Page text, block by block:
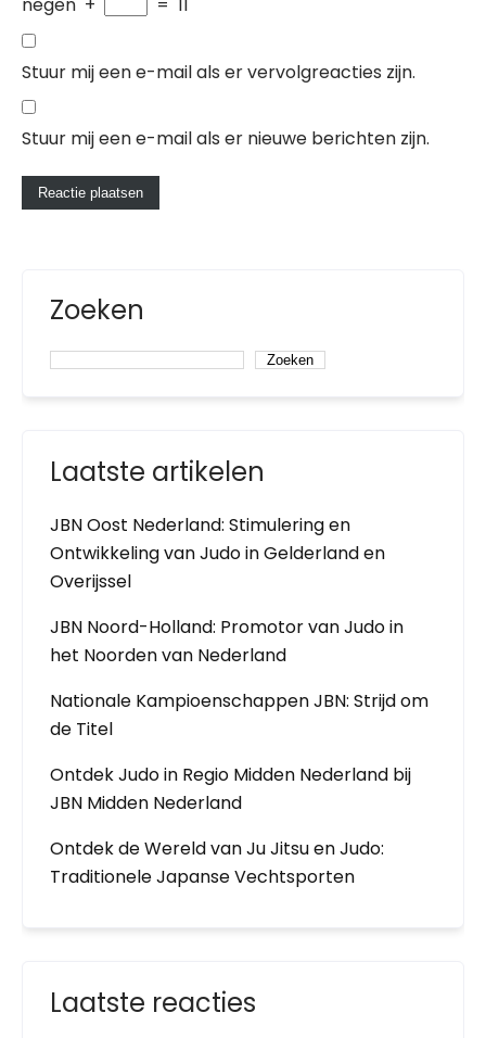
Stuur mij een e-mail als er vervolgreacties zijn.
Stuur mij een e-mail als er nieuwe berichten zijn.
Zoeken
Zoeken
Laatste artikelen
JBN Oost Nederland: Stimulering en
Ontwikkeling van Judo in Gelderland en
Overijssel
JBN Noord-Holland: Promotor van Judo in
het Noorden van Nederland
Nationale Kampioenschappen JBN: Strijd om
de Titel
Ontdek Judo in Regio Midden Nederland bij
JBN Midden Nederland
Ontdek de Wereld van Ju Jitsu en Judo:
Traditionele Japanse Vechtsporten
Laatste reacties